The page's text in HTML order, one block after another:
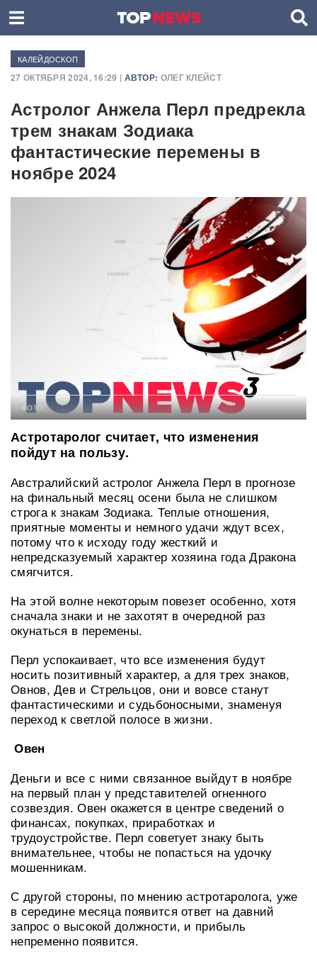
КАЛЕЙДОСКОП
27 ОКТЯБРЯ 2024, 16:29 | АВТОР: ОЛЕГ КЛЕЙСТ
Астролог Анжела Перл предрекла
трем знакам Зодиака
фантастические перемены в
ноябре 2024
ФОТО:
Астротаролог считает, что изменения
пойдут на пользу.
Австралийский астролог Анжела Перл в прогнозе
на финальный месяц осени была не слишком
строга к знакам Зодиака. Теплые отношения,
приятные моменты и немного удачи ждут всех,
потому что к исходу году жесткий и
непредсказуемый характер хозяина года Дракона
смягчится.
На этой волне некоторым повезет особенно, хотя
сначала знаки и не захотят в очередной раз
окунаться в перемены.
Перл успокаивает, что все изменения будут
носить позитивный характер, а для трех знаков,
Овнов, Дев и Стрельцов, они и вовсе станут
фантастическими и судьбоносными, знаменуя
переход к светлой полосе в жизни.
Овен
Деньги и все с ними связанное выйдут в ноябре
на первый план у представителей огненного
созвездия. Овен окажется в центре сведений о
финансах, покупках, приработках и
трудоустройстве. Перл советует знаку быть
внимательнее, чтобы не попасться на удочку
мошенникам.
С другой стороны, по мнению астротаролога, уже
в середине месяца появится ответ на давний
запрос о высокой должности, и прибыль
непременно появится.